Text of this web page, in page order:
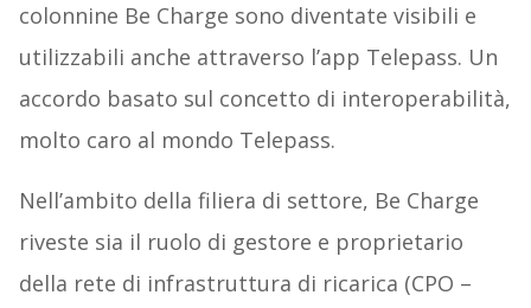
colonnine Be Charge sono diventate visibili e
utilizzabili anche attraverso l’app Telepass. Un
accordo basato sul concetto di interoperabilità,
molto caro al mondo Telepass.
Nell’ambito della filiera di settore, Be Charge
riveste sia il ruolo di gestore e proprietario
della rete di infrastruttura di ricarica (CPO –